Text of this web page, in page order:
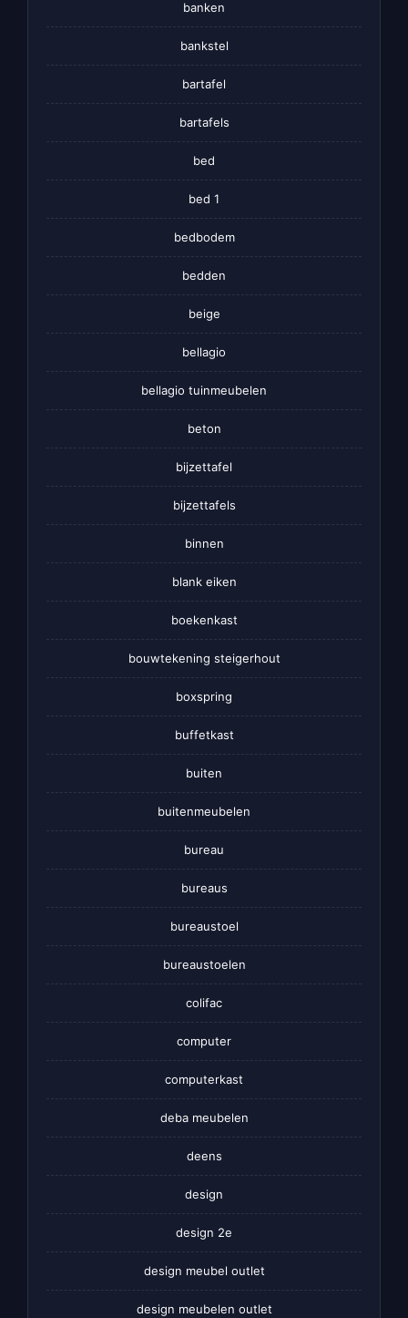
banken
bankstel
bartafel
bartafels
bed
bed 1
bedbodem
bedden
beige
bellagio
bellagio tuinmeubelen
beton
bijzettafel
bijzettafels
binnen
blank eiken
boekenkast
bouwtekening steigerhout
boxspring
buffetkast
buiten
buitenmeubelen
bureau
bureaus
bureaustoel
bureaustoelen
colifac
computer
computerkast
deba meubelen
deens
design
design 2e
design meubel outlet
design meubelen outlet